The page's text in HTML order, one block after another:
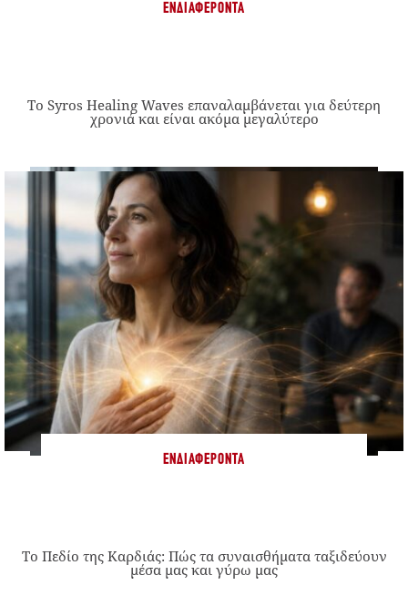
ΕΝΔΙΑΦΈΡΟΝΤΑ
Το Syros Healing Waves επαναλαμβάνεται για δεύτερη
χρονιά και είναι ακόμα μεγαλύτερο
ΕΝΔΙΑΦΈΡΟΝΤΑ
Το Πεδίο της Καρδιάς: Πώς τα συναισθήματα ταξιδεύουν
μέσα μας και γύρω μας